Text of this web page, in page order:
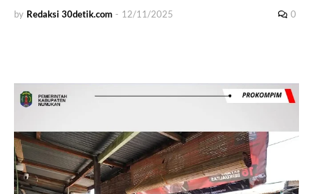
by Redaksi 30detik.com - 12/11/2025 0